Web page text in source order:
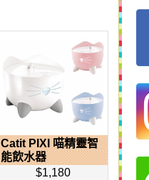
Catit PIXI 喵精靈智
能飲水器
$1,180